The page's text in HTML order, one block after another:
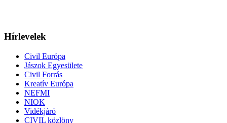
Hírlevelek
Civil Európa
Jászok Egyesülete
Civil Forrás
Kreatív Európa
NEFMI
NIOK
Vidékjáró
CIVIL közlöny